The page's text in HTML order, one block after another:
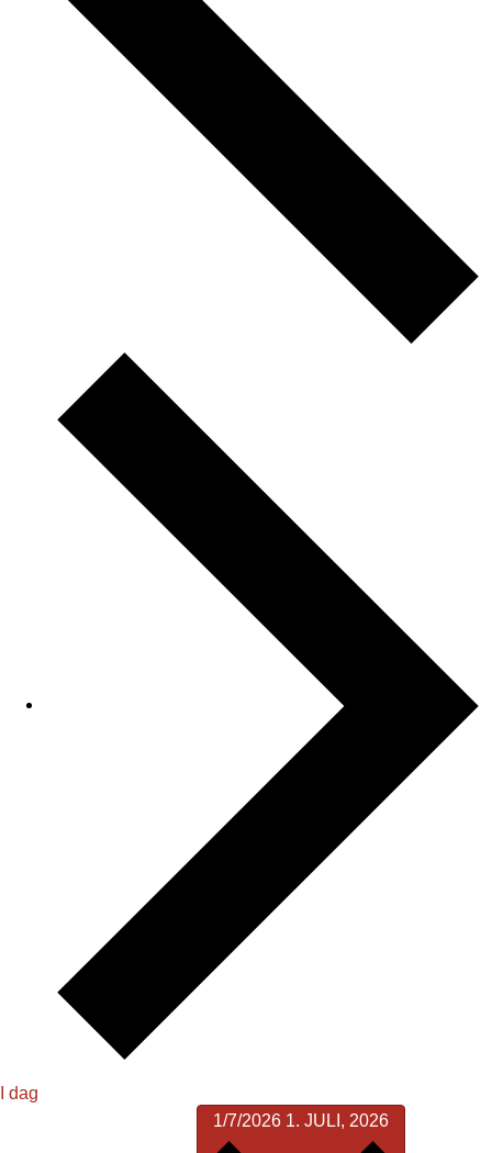
I dag
1/7/2026 1. JULI, 2026